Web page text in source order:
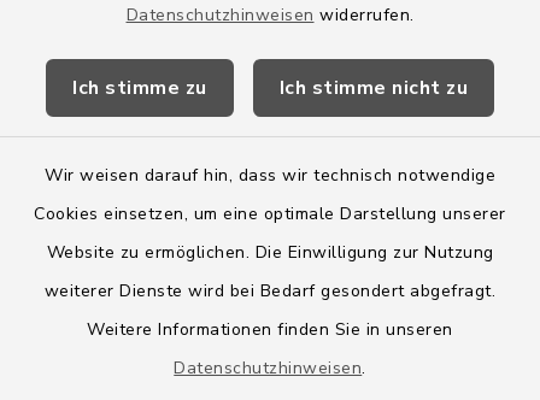
Datenschutzhinweisen widerrufen.
Ich stimme zu Ich stimme nicht zu
Wir weisen darauf hin, dass wir technisch notwendige
Cookies einsetzen, um eine optimale Darstellung unserer
Website zu ermöglichen. Die Einwilligung zur Nutzung
weiterer Dienste wird bei Bedarf gesondert abgefragt.
Weitere Informationen finden Sie in unseren
Datenschutzhinweisen.
Wege-Zweckverband
Barrierefreiheit